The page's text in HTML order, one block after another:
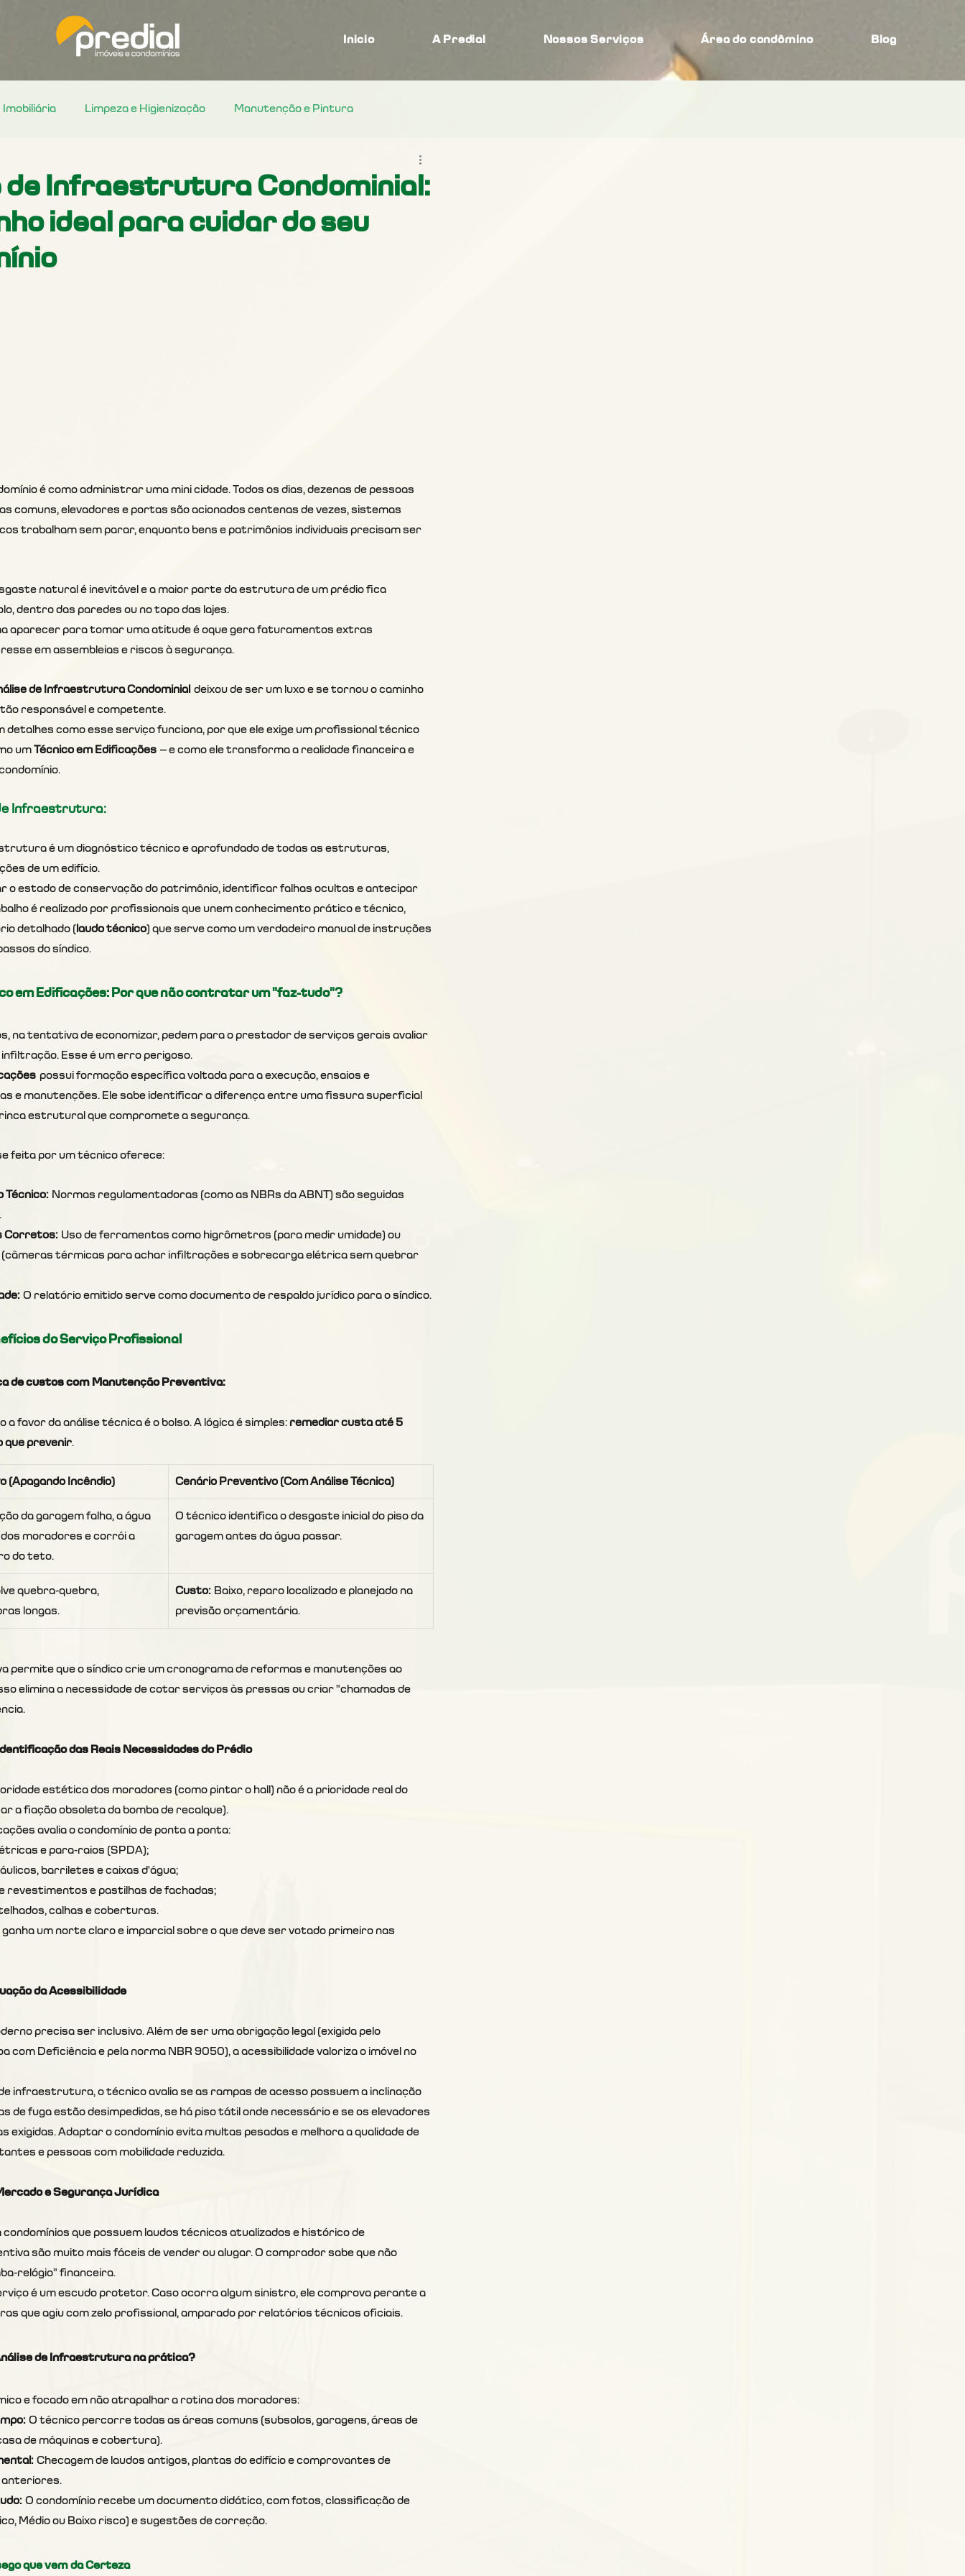
Inicio A Predial Nossos Serviços Área do condômino Blog
Imobiliária Limpeza e Higienização Manutenção e Pintura
de Infraestrutura Condominial:
ideal para cuidar do seu
é como administrar uma mini cidade. Todos os dias, dezenas de pessoas
comuns, elevadores e portas são acionados centenas de vezes, sistemas
trabalham sem parar, enquanto bens e patrimônios individuais precisam ser
natural é inevitável e a maior parte da estrutura de um prédio fica
dentro das paredes ou no topo das lajes.
aparecer para tomar uma atitude é oque gera faturamentos extras
em assembleias e riscos à segurança.
de Infraestrutura Condominial deixou de ser um luxo e se tornou o caminho
responsável e competente.
detalhes como esse serviço funciona, por que ele exige um profissional técnico
um Técnico em Edificações — e como ele transforma a realidade financeira e
Infraestrutura:
é um diagnóstico técnico e aprofundado de todas as estruturas,
de um edifício.
o estado de conservação do patrimônio, identificar falhas ocultas e antecipar
é realizado por profissionais que unem conhecimento prático e técnico,
detalhado (laudo técnico) que serve como um verdadeiro manual de instruções
do síndico.
em Edificações: Por que não contratar um "faz-tudo"?
na tentativa de economizar, pedem para o prestador de serviços gerais avaliar
Esse é um erro perigoso.
possui formação específica voltada para a execução, ensaios e
e manutenções. Ele sabe identificar a diferença entre uma fissura superficial
estrutural que compromete a segurança.
feita por um técnico oferece:
Técnico: Normas regulamentadoras (como as NBRs da ABNT) são seguidas
Corretos: Uso de ferramentas como higrômetros (para medir umidade) ou
térmicas para achar infiltrações e sobrecarga elétrica sem quebrar
O relatório emitido serve como documento de respaldo jurídico para o síndico.
do Serviço Profissional
de custos com Manutenção Preventiva:
a favor da análise técnica é o bolso. A lógica é simples: remediar custa até 5
que prevenir.
(Apagando Incêndio) Cenário Preventivo (Com Análise Técnica)
da garagem falha, a água
moradores e corrói a
do teto.
O técnico identifica o desgaste inicial do piso da
garagem antes da água passar.
quebra-quebra,
longas.
Custo: Baixo, reparo localizado e planejado na
previsão orçamentária.
permite que o síndico crie um cronograma de reformas e manutenções ao
elimina a necessidade de cotar serviços às pressas ou criar "chamadas de
das Reais Necessidades do Prédio
estética dos moradores (como pintar o hall) não é a prioridade real do
a fiação obsoleta da bomba de recalque).
avalia o condomínio de ponta a ponta:
e para-raios (SPDA);
barriletes e caixas d'água;
revestimentos e pastilhas de fachadas;
calhas e coberturas.
ganha um norte claro e imparcial sobre o que deve ser votado primeiro nas
da Acessibilidade
precisa ser inclusivo. Além de ser uma obrigação legal (exigida pelo
com Deficiência e pela norma NBR 9050), a acessibilidade valoriza o imóvel no
infraestrutura, o técnico avalia se as rampas de acesso possuem a inclinação
de fuga estão desimpedidas, se há piso tátil onde necessário e se os elevadores
exigidas. Adaptar o condomínio evita multas pesadas e melhora a qualidade de
e pessoas com mobilidade reduzida.
e Segurança Jurídica
que possuem laudos técnicos atualizados e histórico de
são muito mais fáceis de vender ou alugar. O comprador sabe que não
relógio" financeira.
é um escudo protetor. Caso ocorra algum sinistro, ele comprova perante a
que agiu com zelo profissional, amparado por relatórios técnicos oficiais.
de Infraestrutura na prática?
e focado em não atrapalhar a rotina dos moradores:
O técnico percorre todas as áreas comuns (subsolos, garagens, áreas de
de máquinas e cobertura).
Checagem de laudos antigos, plantas do edifício e comprovantes de
anteriores.
O condomínio recebe um documento didático, com fotos, classificação de
Médio ou Baixo risco) e sugestões de correção.
que vem da Certeza